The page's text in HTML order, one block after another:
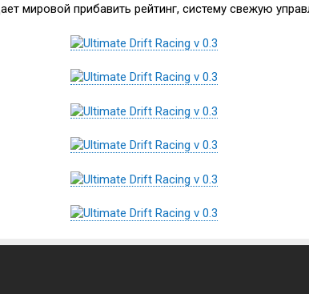
мировой прибавить рейтинг, систему свежую